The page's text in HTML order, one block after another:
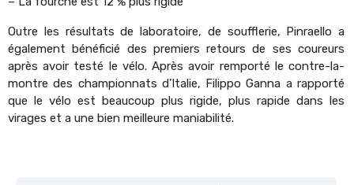
Outre les résultats de laboratoire, de soufflerie, Pinraello a
également bénéficié des premiers retours de ses coureurs
après avoir testé le vélo. Après avoir remporté le contre-la-
montre des championnats d’Italie, Filippo Ganna a rapporté
que le vélo est beaucoup plus rigide, plus rapide dans les
virages et a une bien meilleure maniabilité.